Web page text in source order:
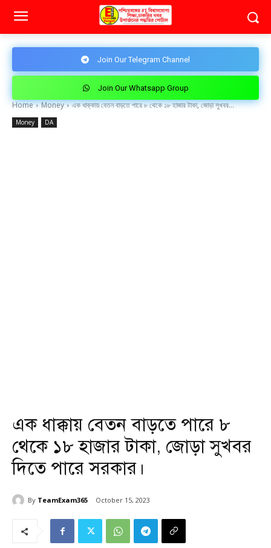
Join Our Telegram Channel
Join Our Whatsapp Group
Home Money এক ধাক্কায় বেতন বাড়তে পারে ৮ থেকে ১৮ হাজার টাকা, জোড়া সুখবর...
Money DA
এক ধাক্কায় বেতন বাড়তে পারে ৮
থেকে ১৮ হাজার টাকা, জোড়া সুখবর
দিতে পারে সরকার।
By TeamExam365 October 15, 2023